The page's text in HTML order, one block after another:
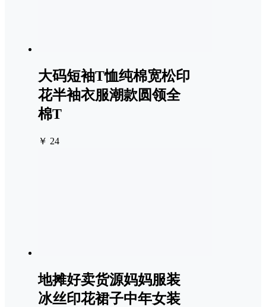
大码短袖T恤纯棉宽松印
花半袖衣服潮款圆领全
棉T
￥ 24
地摊好卖货源妈妈服装
冰丝印花裙子中年女装